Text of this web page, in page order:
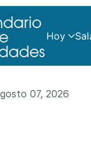
Hoy
07, 2026